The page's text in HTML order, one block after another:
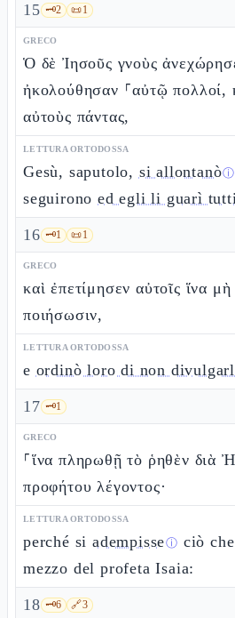
15 🗝️2 📜1
GRECO
Ὁ δὲ Ἰησοῦς γνοὺς
ἠκολούθησαν ⸀αὐτῷ πολλοί,
αὐτοὺς πάντας,
LETTURA ORTODOSSA
Gesù, saputolo, si allontanòⓘ
seguironoed egli li guarì
16 🗝️1 📜1
GRECO
καὶ ἐπετίμησεν αὐτοῖς ἵνα
ποιήσωσιν,
LETTURA ORTODOSSA
e ordinò loro di non
17 🗝️1
GRECO
⸀ἵνα πληρωθῇ τὸ ῥηθὲν διὰ
προφήτου λέγοντος·
LETTURA ORTODOSSA
perché siadempisseⓘ ciò
mezzo del profeta Isaia:
18 🗝️6 🔗3